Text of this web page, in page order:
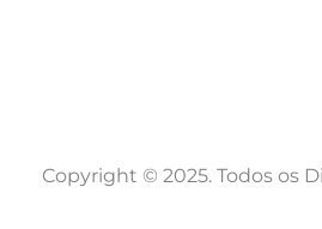
Copyright © 2025. Todos os